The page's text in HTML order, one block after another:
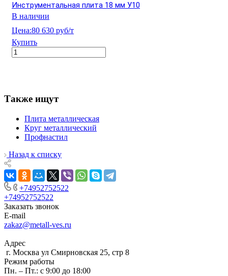
Инструментальная плита 18 мм У10
В наличии
Цена:80 630 руб/т
Купить
Также ищут
Плита металлическая
Круг металлический
Профнастил
Назад к списку
+74952752522
+74952752522
Заказать звонок
E-mail
zakaz@metall-ves.ru
Адрес
г. Москва ул Смирновская 25, стр 8
Режим работы
Пн. – Пт.: с 9:00 до 18:00